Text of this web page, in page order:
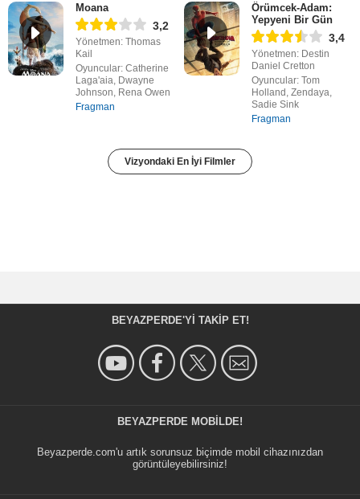
Moana
3,2
Yönetmen: Thomas
Kail
Oyuncular: Catherine
Laga'aia, Dwayne
Johnson, Rena Owen
Fragman
Örümcek-Adam:
Yepyeni Bir Gün
3,4
Yönetmen: Destin
Daniel Cretton
Oyuncular: Tom
Holland, Zendaya,
Sadie Sink
Fragman
Vizyondaki En İyi Filmler
BEYAZPERDE'YI TAKIP ET!
BEYAZPERDE MOBILDE!
Beyazperde.com'u artık sorunsuz biçimde mobil cihazınızdan
görüntüleyebilirsiniz!